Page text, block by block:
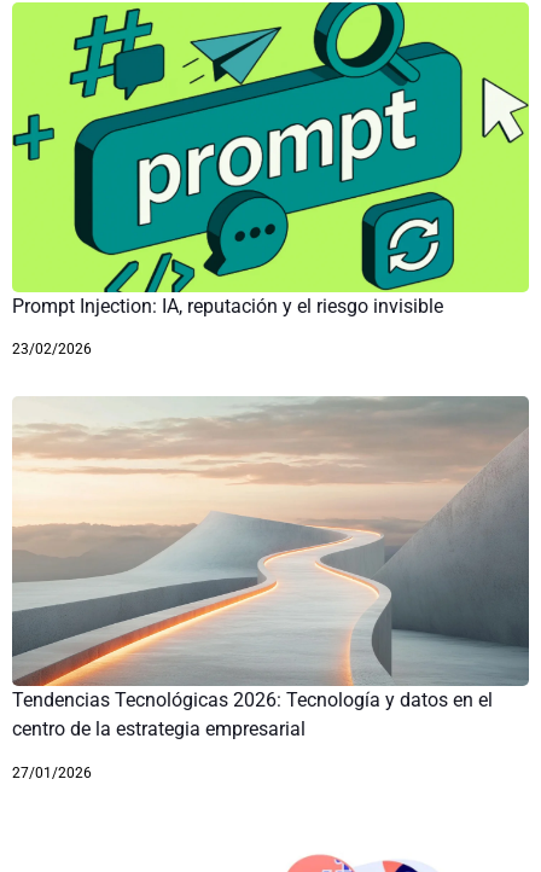
Prompt Injection: IA, reputación y el riesgo invisible
23/02/2026
Tendencias Tecnológicas 2026: Tecnología y datos en el
centro de la estrategia empresarial
27/01/2026